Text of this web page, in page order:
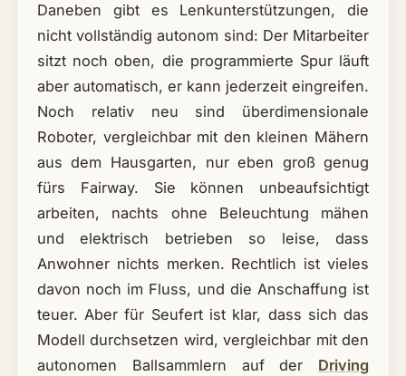
Daneben gibt es Lenkunterstützungen, die
nicht vollständig autonom sind: Der Mitarbeiter
sitzt noch oben, die programmierte Spur läuft
aber automatisch, er kann jederzeit eingreifen.
Noch relativ neu sind überdimensionale
Roboter, vergleichbar mit den kleinen Mähern
aus dem Hausgarten, nur eben groß genug
fürs Fairway. Sie können unbeaufsichtigt
arbeiten, nachts ohne Beleuchtung mähen
und elektrisch betrieben so leise, dass
Anwohner nichts merken. Rechtlich ist vieles
davon noch im Fluss, und die Anschaffung ist
teuer. Aber für Seufert ist klar, dass sich das
Modell durchsetzen wird, vergleichbar mit den
autonomen Ballsammlern auf der Driving